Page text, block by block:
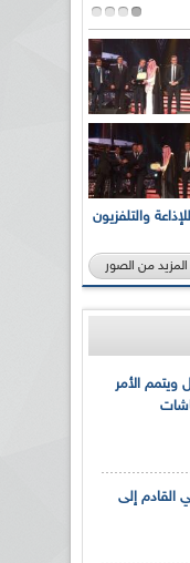
العربي للإذاعة والتلفزيون
المزيد من الصور
الأمر
القادم إلى